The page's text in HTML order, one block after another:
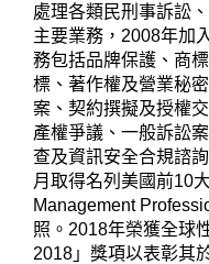
處理各類民刑事訴訟
主要業務，2008年加
務包括品牌保護、商
標、著作權及營業秘
案、契約撰擬及授權
產權爭議、一般訴訟
查及資訊安全合規諮
月取得名列美國前10
Management
照。2018年榮獲全球
2018」獎項以表彰其